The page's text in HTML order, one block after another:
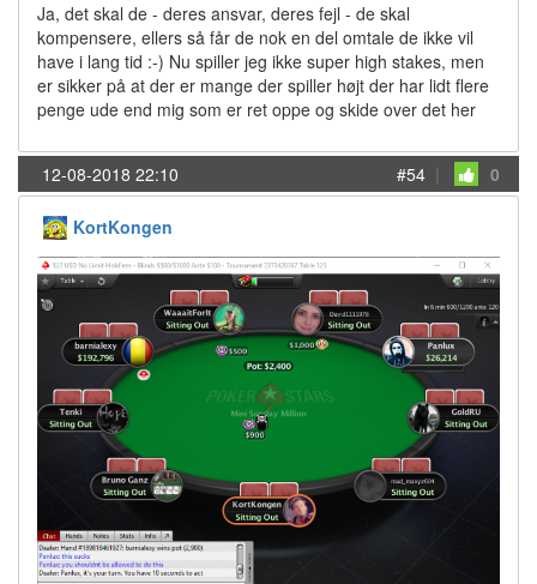
Ja, det skal de - deres ansvar, deres fejl - de skal
kompensere, ellers så får de nok en del omtale de ikke vil
have i lang tid :-) Nu spiller jeg ikke super high stakes, men
er sikker på at der er mange der spiller højt der har lidt flere
penge ude end mig som er ret oppe og skide over det her
12-08-2018 22:10 #54 | 0
KortKongen